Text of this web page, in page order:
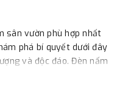
sân vườn phù hợp nhất
phá bí quyết dưới đây
và độc đáo. Đèn nấm
sáng, mà còn là một tác
của bạn. Với sự đa dạng